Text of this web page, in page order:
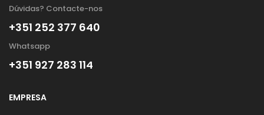
Dúvidas? Contacte-nos
+351 252 377 640
Whatsapp
+351 927 283 114
EMPRESA